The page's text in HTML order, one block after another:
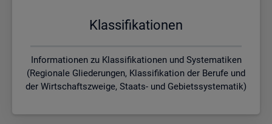
Klas­si­fi­ka­tio­nen
Informationen zu Klassifikationen und Systematiken
(Regionale Gliederungen, Klassifikation der Berufe und
der Wirtschaftszweige, Staats- und Gebietssystematik)